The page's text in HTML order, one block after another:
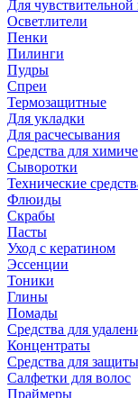
Для
Осветлители
Пенки
Пилинги
Пудры
Спреи
Термозащитные
Для укладки
Для расчесывания
Средства для
Сыворотки
Технические
Флюиды
Скрабы
Пасты
Уход с кератином
Эссенции
Тоники
Глины
Помады
Средства для
Концентраты
Средства для
Салфетки для волос
Праймеры